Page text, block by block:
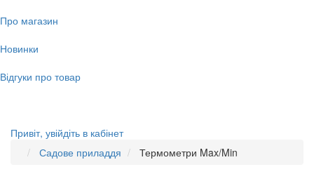
Про магазин
Новинки
Відгуки про товар
Привіт, увійдіть в кабінет
Садове приладдя
Термометри Max/Min